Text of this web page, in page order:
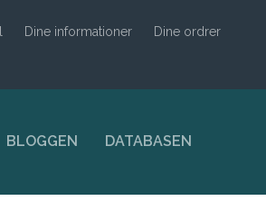
Dine informationer Dine ordrer
BLOGGEN DATABASEN